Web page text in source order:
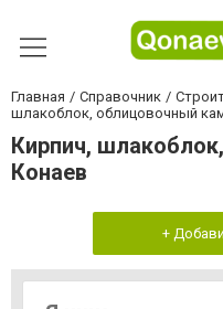
Главная Справочник
шлакоблок, облицовочный
Кирпич,
Конаев
+